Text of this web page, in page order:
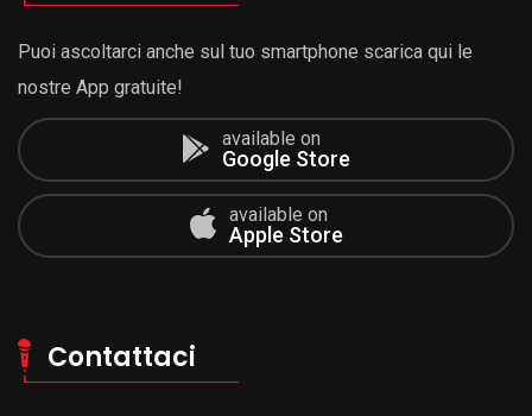
Puoi ascoltarci anche sul tuo smartphone scarica qui le
nostre App gratuite!
available on
Google Store
available on
Apple Store
Contattaci